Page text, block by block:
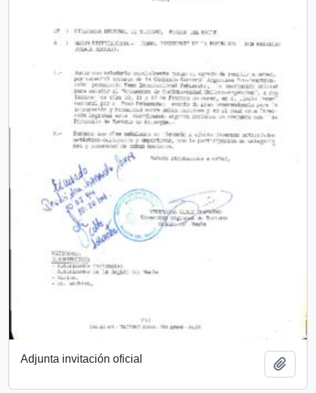
Adjunta invitación oficial